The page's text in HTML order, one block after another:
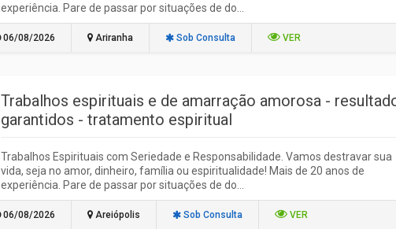
experiência. Pare de passar por situações de do...
06/08/2026 Ariranha Sob Consulta VER
Trabalhos espirituais e de amarração amorosa -
garantidos - tratamento espiritual
Trabalhos Espirituais com Seriedade e Responsabilidade. Vamos destravar sua
vida, seja no amor, dinheiro, família ou espiritualidade! Mais de 20 anos de
experiência. Pare de passar por situações de do...
06/08/2026 Areiópolis Sob Consulta VER